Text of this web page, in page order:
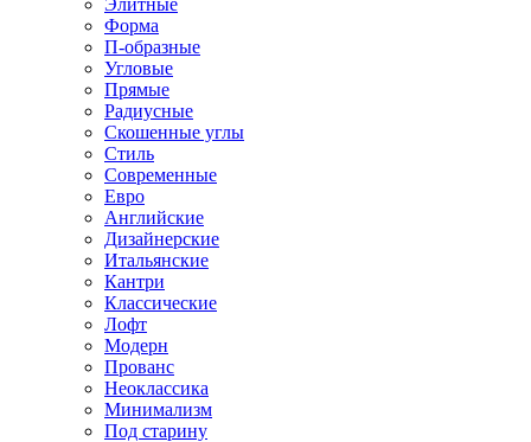
Элитные
Форма
П-образные
Угловые
Прямые
Радиусные
Скошенные углы
Стиль
Современные
Евро
Английские
Дизайнерские
Итальянские
Кантри
Классические
Лофт
Модерн
Прованс
Неоклассика
Минимализм
Под старину